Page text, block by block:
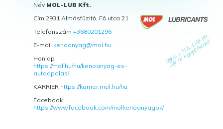
Név MOL-LUB Kft.
Cím 2931 Almásfüzitő, Fő utca 21.
Telefonszám+3680201296
E-mail kenoanyag@mol.hu
Honlap
https://mol.hu/hu/kenoanyag-es-
autoapolas/
KARRIER https://karrier.mol.hu/hu
Facebook
https://www.facebook.com/molkenoanyagok/